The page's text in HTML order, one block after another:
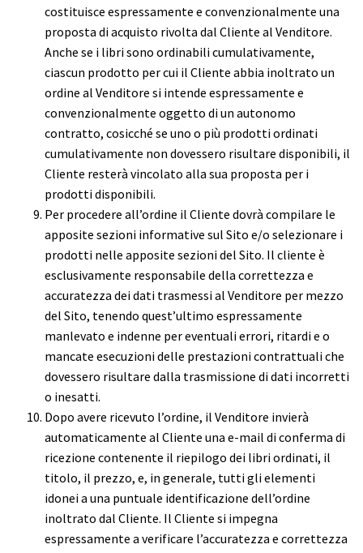
costituisce espressamente e convenzionalmente una
proposta di acquisto rivolta dal Cliente al Venditore.
Anche se i libri sono ordinabili cumulativamente,
ciascun prodotto per cui il Cliente abbia inoltrato un
ordine al Venditore si intende espressamente e
convenzionalmente oggetto di un autonomo
contratto, cosicché se uno o più prodotti ordinati
cumulativamente non dovessero risultare disponibili, il
Cliente resterà vincolato alla sua proposta per i
prodotti disponibili.
Per procedere all’ordine il Cliente dovrà compilare le
apposite sezioni informative sul Sito e/o selezionare i
prodotti nelle apposite sezioni del Sito. Il cliente è
esclusivamente responsabile della correttezza e
accuratezza dei dati trasmessi al Venditore per mezzo
del Sito, tenendo quest’ultimo espressamente
manlevato e indenne per eventuali errori, ritardi e o
mancate esecuzioni delle prestazioni contrattuali che
dovessero risultare dalla trasmissione di dati incorretti
o inesatti.
Dopo avere ricevuto l’ordine, il Venditore invierà
automaticamente al Cliente una e-mail di conferma di
ricezione contenente il riepilogo dei libri ordinati, il
titolo, il prezzo, e, in generale, tutti gli elementi
idonei a una puntuale identificazione dell’ordine
inoltrato dal Cliente. Il Cliente si impegna
espressamente a verificare l’accuratezza e correttezza